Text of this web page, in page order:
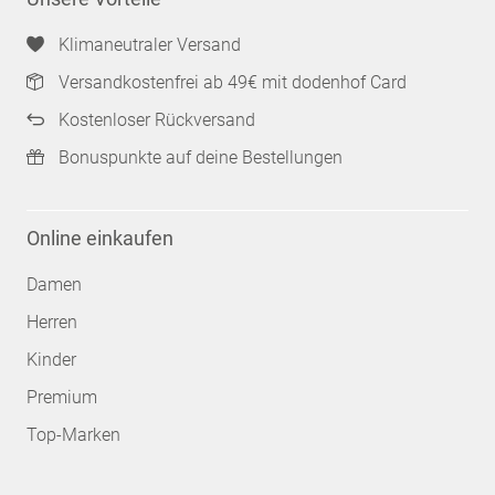
Klimaneutraler Versand
Versandkostenfrei ab 49€ mit dodenhof Card
Kostenloser Rückversand
Bonuspunkte auf deine Bestellungen
Online einkaufen
Damen
Herren
Kinder
Premium
Top-Marken